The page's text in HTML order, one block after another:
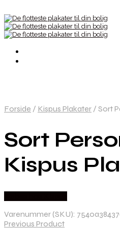
Forside / Kispus Plakater / Sort
Sort
Kispus
Varenummer (SKU):
Previous Product